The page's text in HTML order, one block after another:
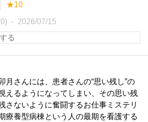
★10
2026/07/15
月さんには、患者さんの“思い残し”の
えるようになってしまい、その思い残
さないように奮闘するお仕事ミステリ
養型病棟という人の最期を看護する